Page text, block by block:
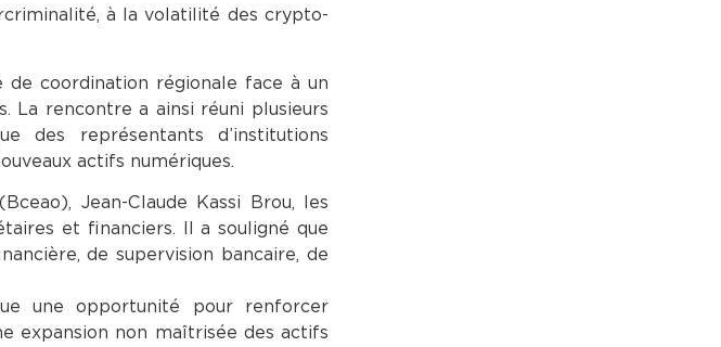
à la volatilité des crypto-
de coordination régionale face à un
La rencontre a ainsi réuni plusieurs
des représentants d’institutions
actifs numériques.
Jean-Claude Kassi Brou, les
et financiers. Il a souligné que
de supervision bancaire, de
une opportunité pour renforcer
expansion non maîtrisée des actifs